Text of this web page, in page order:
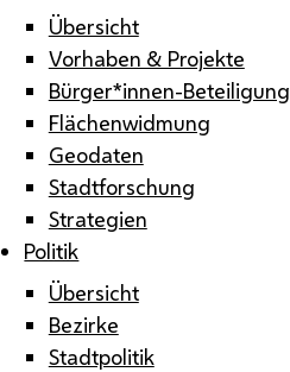
Übersicht
Vorhaben & Projekte
Bürger*innen-Beteiligung
Flächenwidmung
Geodaten
Stadtforschung
Strategien
Politik
Übersicht
Bezirke
Stadtpolitik